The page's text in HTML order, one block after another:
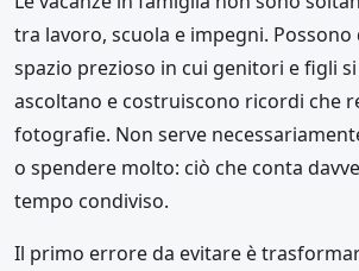
tra lavoro, scuola e impegni.
spazio prezioso in cui genitori e figli
ascoltano e costruiscono ricordi che
fotografie. Non serve
o spendere molto: ciò che conta
tempo condiviso.
Il primo errore da evitare è